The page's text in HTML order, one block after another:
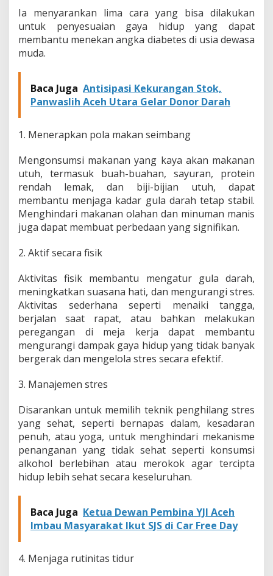
Ia menyarankan lima cara yang bisa dilakukan
untuk penyesuaian gaya hidup yang dapat
membantu menekan angka diabetes di usia dewasa
muda.
Baca Juga Antisipasi Kekurangan Stok,
Panwaslih Aceh Utara Gelar Donor Darah
1. Menerapkan pola makan seimbang
Mengonsumsi makanan yang kaya akan makanan
utuh, termasuk buah-buahan, sayuran, protein
rendah lemak, dan biji-bijian utuh, dapat
membantu menjaga kadar gula darah tetap stabil.
Menghindari makanan olahan dan minuman manis
juga dapat membuat perbedaan yang signifikan.
2. Aktif secara fisik
Aktivitas fisik membantu mengatur gula darah,
meningkatkan suasana hati, dan mengurangi stres.
Aktivitas sederhana seperti menaiki tangga,
berjalan saat rapat, atau bahkan melakukan
peregangan di meja kerja dapat membantu
mengurangi dampak gaya hidup yang tidak banyak
bergerak dan mengelola stres secara efektif.
3. Manajemen stres
Disarankan untuk memilih teknik penghilang stres
yang sehat, seperti bernapas dalam, kesadaran
penuh, atau yoga, untuk menghindari mekanisme
penanganan yang tidak sehat seperti konsumsi
alkohol berlebihan atau merokok agar tercipta
hidup lebih sehat secara keseluruhan.
Baca Juga Ketua Dewan Pembina YJI Aceh
Imbau Masyarakat Ikut SJS di Car Free Day
4. Menjaga rutinitas tidur